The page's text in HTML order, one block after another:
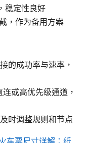
稳定性良好
，作为备用方案
的成功率与速率，
或高优先级通道，
时调整规则和节点
车票尺寸详解：纸